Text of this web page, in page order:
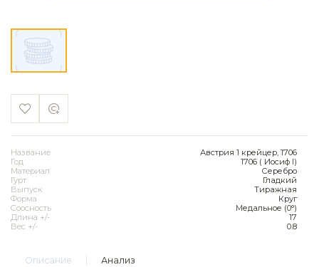
Название
Австрия 1 крейцер, 1706
Год
1706 ( Иосиф I)
Материал
Серебро
Гурт
Гладкий
Выпуск
Тиражная
Форма
Круг
Соосность
Медальное (0°)
Длина +/-
17
Вес +/-
0.8
Описание Анализ